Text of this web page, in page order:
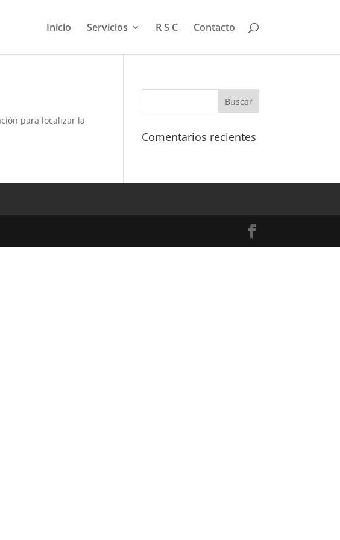
Inicio Servicios R S C Contacto
para localizar la
Comentarios recientes